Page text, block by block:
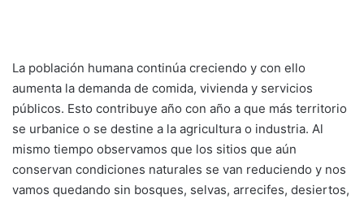
La población humana continúa creciendo y con ello
aumenta la demanda de comida, vivienda y servicios
públicos. Esto contribuye año con año a que más territorio
se urbanice o se destine a la agricultura o industria. Al
mismo tiempo observamos que los sitios que aún
conservan condiciones naturales se van reduciendo y nos
vamos quedando sin bosques, selvas, arrecifes, desiertos,